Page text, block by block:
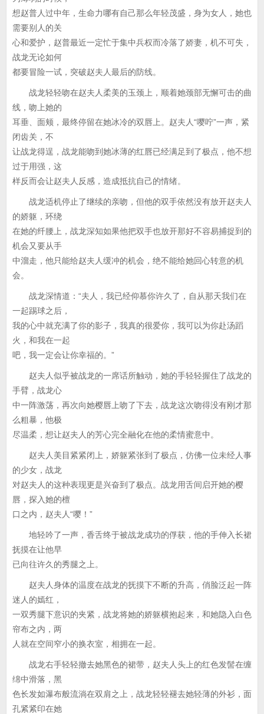
想赵普人过中年，生命力哪有自己那么年轻茂盛，身为女人，她也
需要别人的关
心和爱护，赵普最近一定忙于集中兵权而冷落了娇妻，机不可失，
战龙无论如何
都要冒险一试，突破赵夫人最后的防线。
战龙轻轻吻在赵夫人柔美的玉颈上，顺着她颈部无懈可击的曲
线，吻上她的
耳垂、面颊，最终停留在她冰冷的双唇上。赵夫人“嘤咛”一声，紧
闭齿关，不
让战龙得逞，战龙能吻到她冰薄的红唇已经满足到了极点，他不想
过于用强，这
样反而会让赵夫人反感，造成抵抗自己的情绪。
战龙适机停止了继续的亲吻，但他的双手依然没有放开赵夫人
的娇躯，环绕
在她的纤腰上，战龙深知如果他把双手也放开那好不容易捕捉到的
机会又要从手
中溜走，他只能给赵夫人缓冲的机会，绝不能给她回心转意的机
会。
战龙深情道：“夫人，我已经仰慕你许久了，自从那天我们在
一起踢球之后，
我的心中就充满了你的影子，我真的很爱你，我可以为你赴汤蹈
火，和我在一起
吧，我一定会让你幸福的。”
赵夫人似乎被战龙的一席话所触动，她的手轻轻握住了战龙的
手臂，战龙心
中一阵激荡，再次向她樱唇上吻了下去，战龙这次吻得没有刚才那
么粗暴，他极
尽温柔，想让赵夫人的芳心完全融化在他的柔情蜜意中。
赵夫人美目紧紧闭上，娇躯紧张到了极点，仿佛一位未经人事
的少女，战龙
对赵夫人的这种表现更是兴奋到了极点。战龙用舌间启开她的樱
唇，探入她的檀
口之内，赵夫人“嘤！”
地轻吟了一声，香舌终于被战龙成功的俘获，他的手伸入长裙
抚摸在让他早
已向往许久的秀腿之上。
赵夫人身体的温度在战龙的抚摸下不断的升高，俏脸泛起一阵
迷人的嫣红，
一双秀腿下意识的夹紧，战龙将她的娇躯横抱起来，和她隐入白色
帘布之内，两
人就在空间窄小的换衣室，相拥在一起。
战龙右手轻轻撤去她黑色的裙带，赵夫人头上的红色发髻在缠
绵中滑落，黑
色长发如瀑布般流淌在双肩之上，战龙轻轻褪去她轻薄的外衫，面
孔紧紧印在她